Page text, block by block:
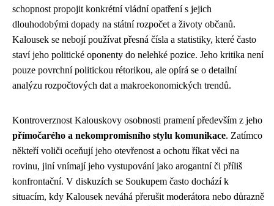
schopnost propojit konkrétní vládní opatření s jejich
dlouhodobými dopady na státní rozpočet a životy občanů.
Kalousek se nebojí používat přesná čísla a statistiky, které často
staví jeho politické oponenty do nelehké pozice. Jeho kritika není
pouze povrchní politickou rétorikou, ale opírá se o detailní
analýzu rozpočtových dat a makroekonomických trendů.
Kontroverznost Kalouskovy osobnosti pramení především z jeho
přímočarého a nekompromisního stylu komunikace. Zatímco
někteří voliči oceňují jeho otevřenost a ochotu říkat věci na
rovinu, jiní vnímají jeho vystupování jako arogantní či příliš
konfrontační. V diskuzích se Soukupem často dochází k
situacím, kdy Kalousek neváhá přerušit moderátora nebo důrazně